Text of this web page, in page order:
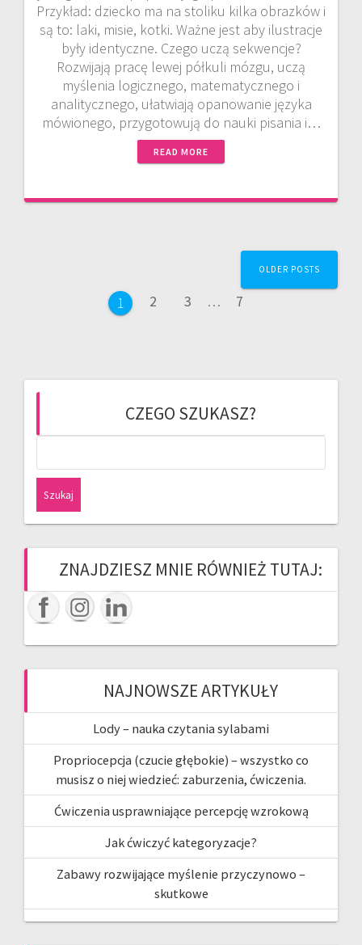
Przykład: dziecko ma na stoliku kilka obrazków i
są to: laki, misie, kotki. Ważne jest aby ilustracje
były identyczne. Czego uczą sekwencje?
Rozwijają pracę lewej półkuli mózgu, uczą
myślenia logicznego, matematycznego i
analitycznego, ułatwiają opanowanie języka
mówionego, przygotowują do nauki pisania i…
READ MORE
navigation
Page
1 Page
2 Page
3 … Page
7
OLDER POSTS
CZEGO SZUKASZ?
ZNAJDZIESZ MNIE RÓWNIEŻ TUTAJ:
NAJNOWSZE ARTYKUŁY
Lody – nauka czytania sylabami
Propriocepcja (czucie głębokie) – wszystko co
musisz o niej wiedzieć: zaburzenia, ćwiczenia.
Ćwiczenia usprawniające percepcję wzrokową
Jak ćwiczyć kategoryzacje?
Zabawy rozwijające myślenie przyczynowo –
skutkowe